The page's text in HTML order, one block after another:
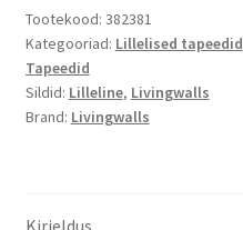
Tootekood: 382381
Kategooriad: Lillelised tapeedid
Tapeedid
Sildid: Lilleline, Livingwalls
Brand: Livingwalls